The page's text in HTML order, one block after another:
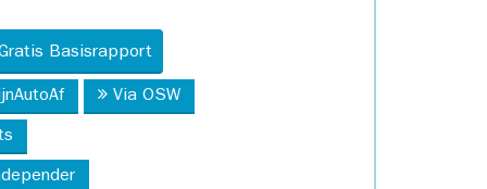
Basisrapport
Via OSW